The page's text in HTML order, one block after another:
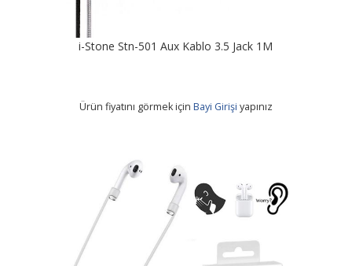
i-Stone Stn-501 Aux Kablo 3.5 Jack 1M
Ürün fiyatını görmek için Bayi Girişi yapınız